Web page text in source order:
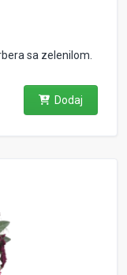
sa zelenilom.
Dodaj